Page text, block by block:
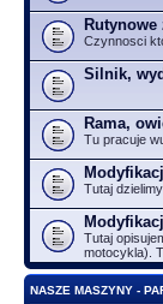
Rutynowe
Czynnosci
Silnik,
Rama,
Tu pracuje
Tutaj
Tutaj
motocykla).
NASZE MASZYNY -